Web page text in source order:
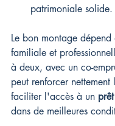
patrimoniale solide.
Le bon montage
familiale et
à deux, avec un co-
peut renforcer nettement
faciliter l'accès à un
dans de meilleures